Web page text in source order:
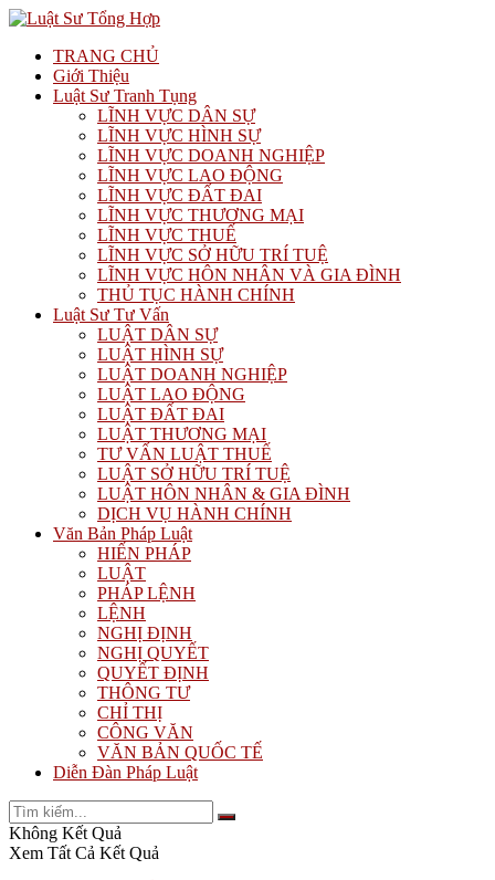
TRANG CHỦ
Giới Thiệu
Luật Sư Tranh Tụng
LĨNH VỰC DÂN SỰ
LĨNH VỰC HÌNH SỰ
LĨNH VỰC DOANH NGHIỆP
LĨNH VỰC LAO ĐỘNG
LĨNH VỰC ĐẤT ĐAI
LĨNH VỰC THƯƠNG MẠI
LĨNH VỰC THUẾ
LĨNH VỰC SỞ HỮU TRÍ TUỆ
LĨNH VỰC HÔN NHÂN VÀ GIA ĐÌNH
THỦ TỤC HÀNH CHÍNH
Luật Sư Tư Vấn
LUẬT DÂN SỰ
LUẬT HÌNH SỰ
LUẬT DOANH NGHIỆP
LUẬT LAO ĐỘNG
LUẬT ĐẤT ĐAI
LUẬT THƯƠNG MẠI
TƯ VẤN LUẬT THUẾ
LUẬT SỞ HỮU TRÍ TUỆ
LUẬT HÔN NHÂN & GIA ĐÌNH
DỊCH VỤ HÀNH CHÍNH
Văn Bản Pháp Luật
HIẾN PHÁP
LUẬT
PHÁP LỆNH
LỆNH
NGHỊ ĐỊNH
NGHỊ QUYẾT
QUYẾT ĐỊNH
THÔNG TƯ
CHỈ THỊ
CÔNG VĂN
VĂN BẢN QUỐC TẾ
Diễn Đàn Pháp Luật
Không Kết Quả
Xem Tất Cả Kết Quả